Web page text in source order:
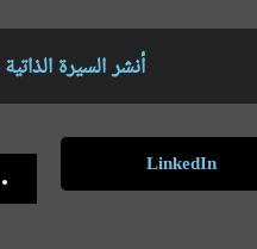
أنشر السيرة
LinkedIn